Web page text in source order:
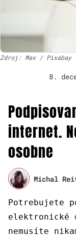
Zdroj: Max / Pixabay
8.
internet.
osobne
Michal
Potrebujete
elektronické
nemusíte